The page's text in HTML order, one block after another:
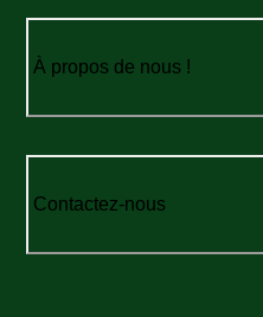
À propos de nous !
Contactez-nous